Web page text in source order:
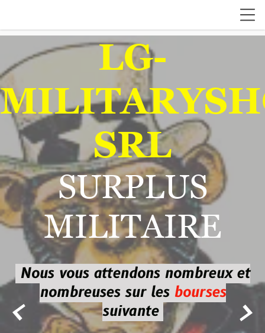
 
LG-
SRL
SURPLUS
MILITAIRE
Nous vous attendons nombreux et
nombreuses sur les bourses
suivante